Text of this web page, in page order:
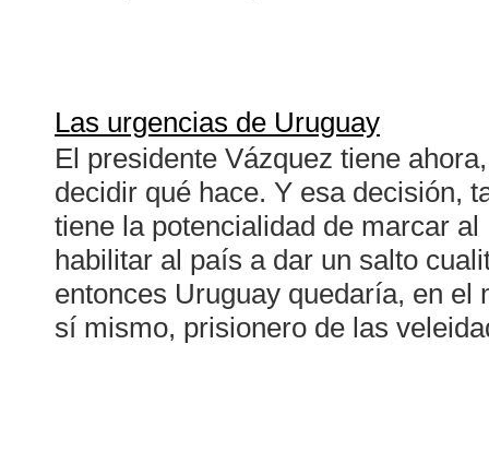
Las urgencias de Uruguay
El presidente Vázquez tiene
decidir qué hace. Y esa decisión,
tiene la potencialidad de marcar
habilitar al país a dar un salto
entonces Uruguay quedaría, en
sí mismo, prisionero de las